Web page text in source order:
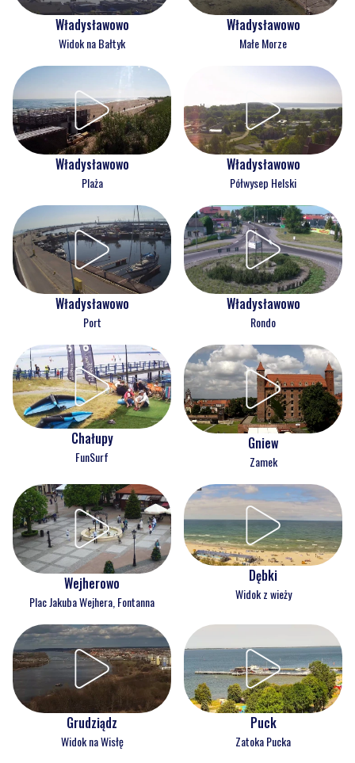
Władysławowo
Widok na Bałtyk
Władysławowo
Małe Morze
Władysławowo
Plaża
Władysławowo
Półwysep Helski
Władysławowo
Port
Władysławowo
Rondo
Chałupy
FunSurf
Gniew
Zamek
Wejherowo
Plac Jakuba Wejhera, Fontanna
Dębki
Widok z wieży
Grudziądz
Widok na Wisłę
Puck
Zatoka Pucka